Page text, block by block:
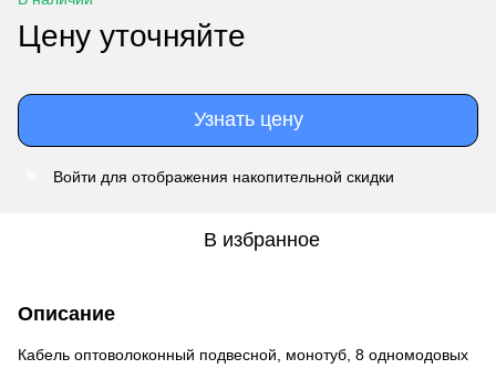
Цену уточняйте
Узнать цену
Войти для отображения накопительной скидки
В избранное
Описание
Кабель оптоволоконный подвесной, монотуб, 8 одномодовых